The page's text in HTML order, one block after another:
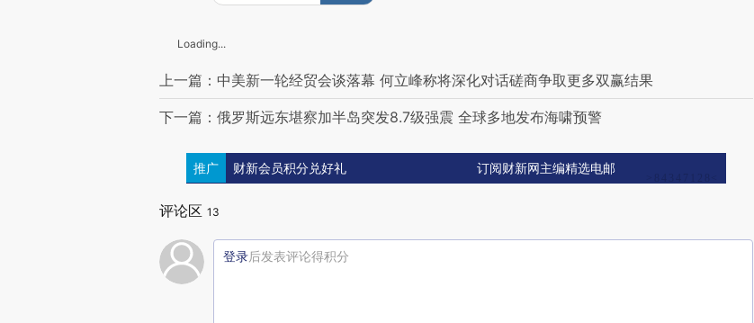
Loading...
上一篇：中美新一轮经贸会谈落幕 何立峰称将深化对话磋商争取更多双赢结果
下一篇：俄罗斯远东堪察加半岛突发8.7级强震 全球多地发布海啸预警
推广 财新会员积分兑好礼 订阅财新网主编精选电邮
评论区 13
登录后发表评论得积分